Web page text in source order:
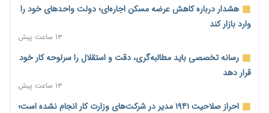
هشدار درباره کاهش عرضه مسکن اجاره‌ای؛ دولت واحدهای خود را
وارد بازار کند
۱۳ ساعت پیش
رسانه تخصصی باید مطالبه‌گری، دقت و استقلال را سرلوحه کار خود
قرار دهد
۱۳ ساعت پیش
احراز صلاحیت ۱۹۴۱ مدیر در شرکت‌های وزارت کار انجام نشده است؛